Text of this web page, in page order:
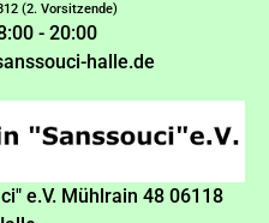
(2. Vorsitzende)
- 20:00
halle.de
e.V. Mühlrain 48 06118